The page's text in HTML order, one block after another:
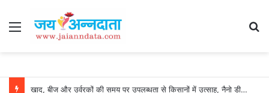
Menu
खाद, बीज और उर्वरकों की समय पर उपलब्धता से किसानों में उत्साह, नैनो डीएपी और नैनो यूरिया बने किसानों के भरोसेमंद कृषि साथी…..